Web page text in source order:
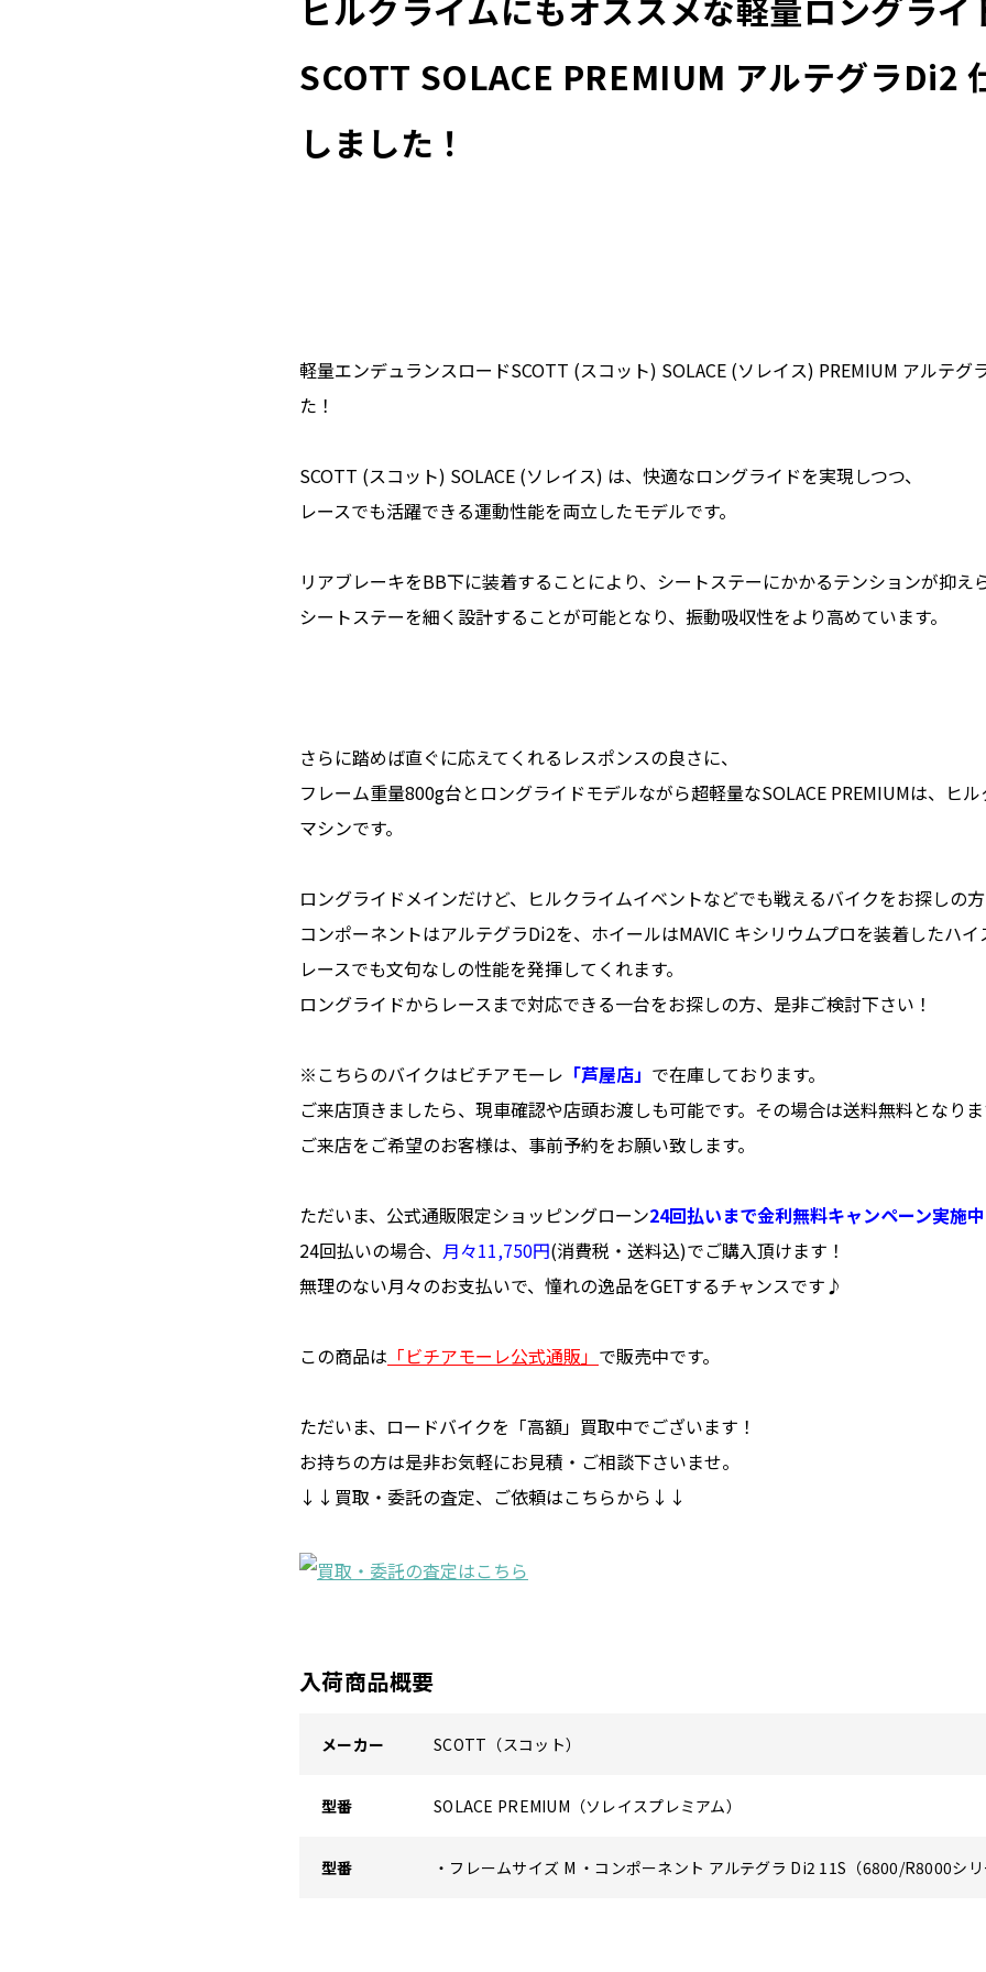
ヒルクライムにもオススメな軽量ロングライ
SCOTT SOLACE PREMIUM アルテグラDi2
しました！
軽量エンデュランスロードSCOTT (スコット) SOLACE (ソレイス) PREMIUM アルテグ
た！
SCOTT (スコット) SOLACE (ソレイス) は、快適なロングライドを実現しつつ、
レースでも活躍できる運動性能を両立したモデルです。
リアブレーキをBB下に装着することにより、シートステーにかかるテンションが抑え
シートステーを細く設計することが可能となり、振動吸収性をより高めています。
さらに踏めば直ぐに応えてくれるレスポンスの良さに、
フレーム重量800g台とロングライドモデルながら超軽量なSOLACE PREMIUMは、ヒ
マシンです。
ロングライドメインだけど、ヒルクライムイベントなどでも戦えるバイクをお探しの
コンポーネントはアルテグラDi2を、ホイールはMAVIC キシリウムプロを装着したハ
レースでも文句なしの性能を発揮してくれます。
ロングライドからレースまで対応できる一台をお探しの方、是非ご検討下さい！
※こちらのバイクはビチアモーレ 「芦屋店」 で在庫しております。
ご来店頂きましたら、現車確認や店頭お渡しも可能です。その場合は送料無料となり
ご来店をご希望のお客様は、事前予約をお願い致します。
ただいま、公式通販限定ショッピングローン24回払いまで金利無料キャンペーン実施
24回払いの場合、 月々11,750円(消費税・送料込)でご購入頂けます！
無理のない月々のお支払いで、憧れの逸品をGETするチャンスです♪
この商品は 「ビチアモーレ公式通販」 で販売中です。
ただいま、ロードバイクを「高額」買取中でございます！
お持ちの方は是非お気軽にお見積・ご相談下さいませ。
↓↓買取・委託の査定、ご依頼はこちらから↓↓
入荷商品概要
メーカー SCOTT（スコット）
型番 SOLACE PREMIUM（ソレイスプレミアム）
型番 ・フレームサイズ M ・コンポーネント アルテグラ Di2 11S（6800/R8000シ